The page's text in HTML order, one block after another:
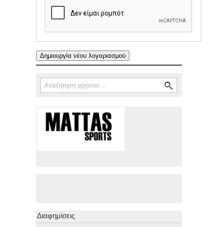
Φόρμα αναζήτησης
Αναζήτηση
Διαφημίσεις